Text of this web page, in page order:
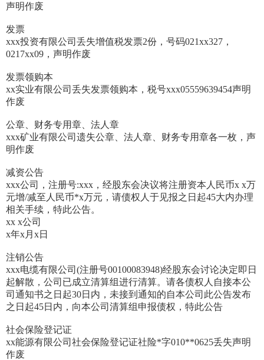
声明作废
发票
xxx投资有限公司丢失增值税发票2份，号码021xx327，
0217xx09，声明作废
发票领购本
xx实业有限公司丢失发票领购本，税号xxx05559639454声明
作废
公章、财务专用章、法人章
xxx矿业有限公司遗失公章、法人章、财务专用章各一枚，声
明作废
减资公告
xxx公司，注册号:xxx，经股东会决议将注册资本人民币x x万
元增/减至人民币*x万元，请债权人于见报之日起45大内办理
相关手续，特此公告。
xx x公司
x年x月x日
注销公告
xxx电缆有限公司(注册号00100083948)经股东会讨论决定即日
起解散，公司已成立清算组进行清算。请各债权人自接本公
司通知书之日起30日内，未接到通知的自本公司此公告发布
之日起45日内，向本公司清算组申报债权，特此公告
社会保险登记证
xx能源有限公司社会保险登记证社险*字010**0625丢失声明
作废